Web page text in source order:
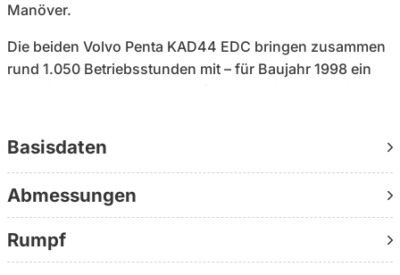
Manöver.
Die beiden Volvo Penta KAD44 EDC bringen zusammen
rund 1.050 Betriebsstunden mit – für Baujahr 1998 ein
stimmiges Verhältnis, das auf regelmäßige, aber nicht
Der Antrieb über Z-Antriebe mit Edelstahl-DuoProp-
Propellern sorgt für saubere Beschleunigung, stabile
Lage im Wasser und präzise Steuerbarkeit. Hydraulische
Steuerung und 650-Liter-Dieseltank runden das Setup
für längere Strecken ab.
Basisdaten
Abmessungen
Rumpf